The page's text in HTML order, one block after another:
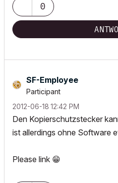
0
SF-Employee
Participant
‎2012-06-18 12:42 PM
Den Kopierschutzstecker
ist allerdings ohne Software
Please link 😁